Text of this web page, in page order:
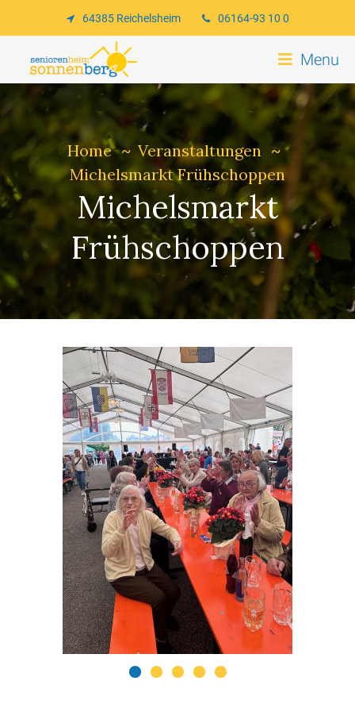
64385 Reichelsheim 06164-93 10 0
Menu
Michelsmarkt
Frühschoppen
Home
Veranstaltungen
Michelsmarkt Frühschoppen